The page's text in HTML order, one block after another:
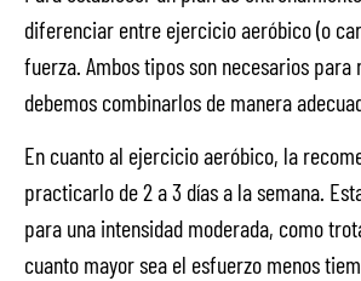
diferenciar entre ejercicio aeróbico (o
fuerza. Ambos tipos son necesarios
debemos combinarlos de manera
En cuanto al ejercicio aeróbico, la
practicarlo de 2 a 3 días a la semana.
para una intensidad moderada, como
cuanto mayor sea el esfuerzo menos